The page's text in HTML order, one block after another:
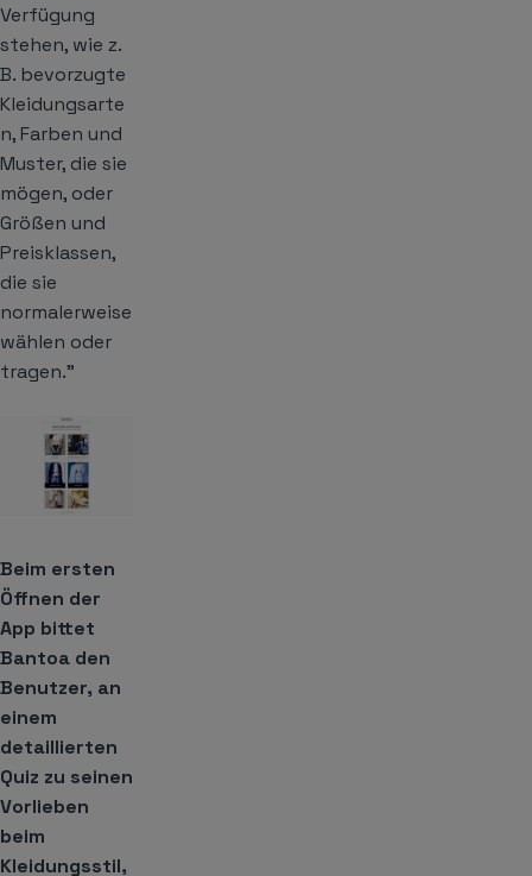
Verfügung
stehen, wie z.
B. bevorzugte
Kleidungsarte
n, Farben und
Muster, die sie
mögen, oder
Größen und
Preisklassen,
die sie
normalerweise
wählen oder
tragen.”
Beim ersten
Öffnen der
App bittet
Bantoa den
Benutzer, an
einem
detaillierten
Quiz zu seinen
Vorlieben
beim
Kleidungsstil,